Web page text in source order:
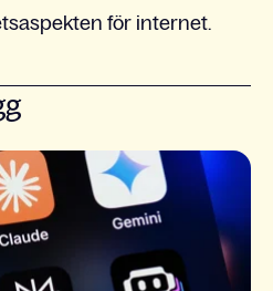
för internet.